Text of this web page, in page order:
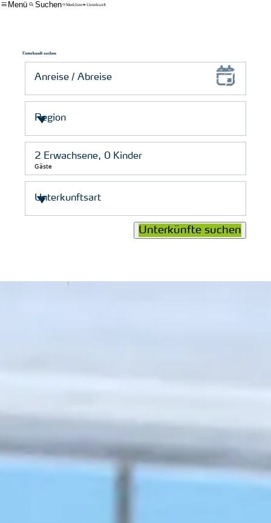
Menü Suchen Merkliste Unterkunft
Unterkunft suchen
Gäste
Unterkünfte suchen